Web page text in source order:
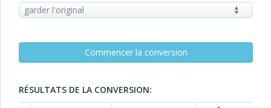
RÉSULTATS DE LA CONVERSION: